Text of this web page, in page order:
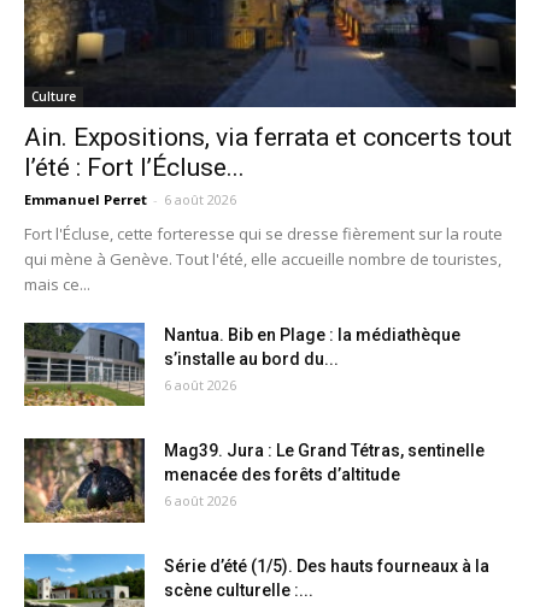
Culture
Ain. Expositions, via ferrata et concerts tout
l’été : Fort l’Écluse...
Emmanuel Perret - 6 août 2026
Fort l'Écluse, cette forteresse qui se dresse fièrement sur la route
qui mène à Genève. Tout l'été, elle accueille nombre de touristes,
mais ce...
Nantua. Bib en Plage : la médiathèque
s’installe au bord du...
6 août 2026
Mag39. Jura : Le Grand Tétras, sentinelle
menacée des forêts d’altitude
6 août 2026
Série d’été (1/5). Des hauts fourneaux à la
scène culturelle :...